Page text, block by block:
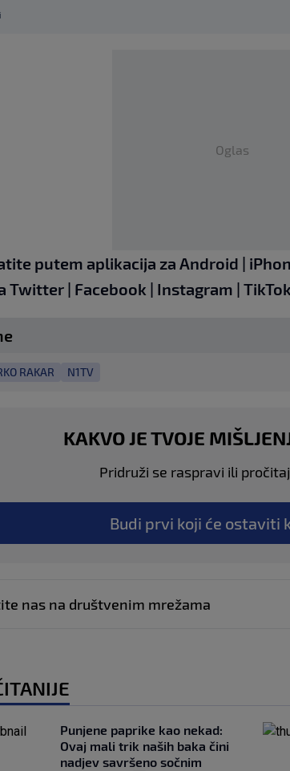
Oglas
putem aplikacija za Android |
Twitter | Facebook | Instagram | TikTok
RAKAR N1TV
KAKVO JE TVOJE
Pridruži se raspravi ili
Budi prvi koji će ostaviti
nas na društvenim mrežama
Punjene paprike kao nekad:
Ovaj mali trik naših baka čini
nadjev savršeno sočnim